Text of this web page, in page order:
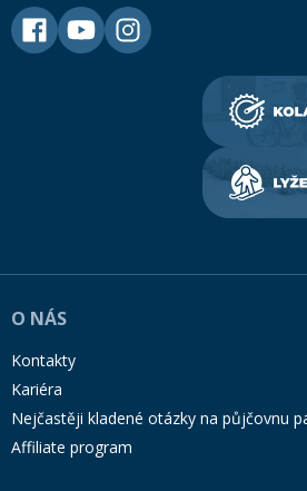
O NÁS
Kontakty
Kariéra
Nejčastěji kladené otázky na půjčovnu
Affiliate program